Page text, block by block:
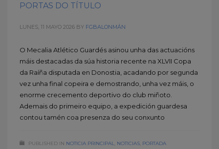
PORTAS DO TÍTULO
LUNES, 11 MAYO 2026 BY FGBALONMÁN
O Mecalia Atlético Guardés asinou unha das actuacións
máis destacadas da súa historia recente na XLVII Copa
da Raíña disputada en Donostia, acadando por segunda
vez unha final copeira e demostrando, unha vez máis, o
enorme crecemento deportivo do club miñoto.
Ademais do primeiro equipo, a expedición guardesa
contou tamén coa presenza do seu conxunto
PUBLISHED IN NOTICIA PRINCIPAL NOTICIAS PORTADA